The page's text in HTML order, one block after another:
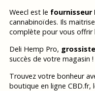
Weecl est le fournisseur
cannabinoïdes. Ils
complète pour vous offrir
Deli Hemp Pro, grossiste
succès de votre magasin !
Trouvez votre bonheur
boutique en ligne CBD.fr,